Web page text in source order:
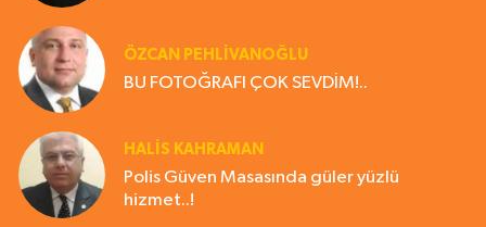
ÖZCAN PEHLİVANOĞLU
BU FOTOĞRAFI ÇOK SEVDİM!..
HALIS KAHRAMAN
Polis Güven Masasında güler yüzlü
hizmet..!